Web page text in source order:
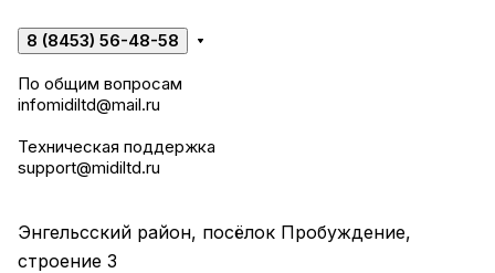
8 (8453) 56-48-58
По общим вопросам
infomidiltd@mail.ru
Техническая поддержка
support@midiltd.ru
Энгельсский район, посёлок Пробуждение,
строение 3